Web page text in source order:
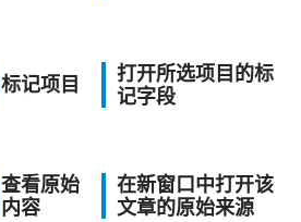
标记项目
打开所选项目的标
记字段
查看原始
内容
在新窗口中打开该
文章的原始来源